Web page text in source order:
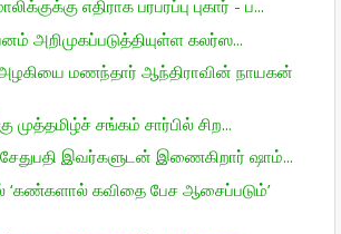
எதிராக பரபரப்பு புகார் - ப...
அறி­மு­கப்­ப­டுத்­தி­யுள்ள கலர்ஸ...
மணந்தார் ஆந்திராவின் நாயகன்
முத்தமிழ்ச் சங்கம் சார்பில் சிற...
இவர்களுடன் இணைகிறார் ஷாம்...
கவிதை பேச ஆசைப்படும்’